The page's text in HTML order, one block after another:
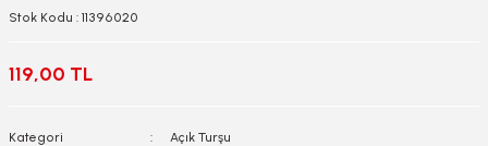
Stok Kodu : 11396020
119,00 TL
Kategori
Açık Turşu